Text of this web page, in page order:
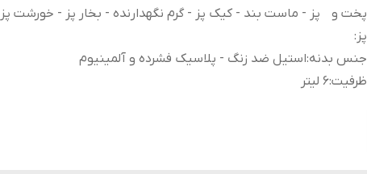
پخت و
پز :
پز - ماست بند - کیک پز - گرم نگهدارنده - بخار پز - خورشت
جنس بدنه:استیل ضد زنگ - پلاسیک فشرده و آلمینیوم
ظرفیت:6 لیتر